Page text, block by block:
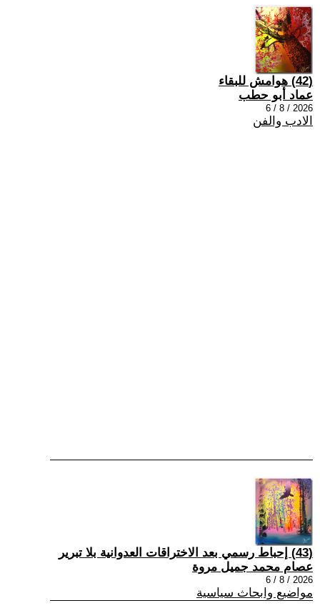
(42) هوامش للبقاء
عماد أبو حطب
2026 / 8 / 6
الادب والفن
(43) إحباط رسمي بعد الاختراقات العدوانية بلا تبرير
عصام محمد جميل مروة
2026 / 8 / 6
مواضيع وابحاث سياسية